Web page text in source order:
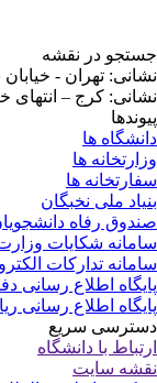
جستجو در نقشه
نشانی: تهران - خیابان
نشانی: کرج – انتهای
پیوندها
دانشگاه ها
وزارتخانه ها
سفارتخانه ها
بنیاد ملی نخبگان
صندوق رفاه
سامانه شکایات
سامانه تدارکات
پایگاه اطلاع رسانی
پایگاه اطلاع رسانی
دسترسی سریع
ارتباط با دانشگاه
نقشه سایت